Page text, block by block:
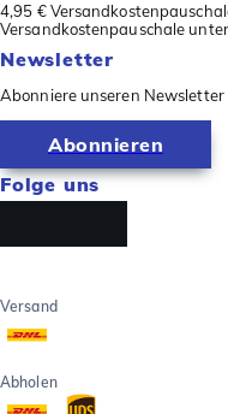
4,95 €
Versandkostenpauschale
Newsletter
Abonniere unseren
Abonnieren
Folge uns
Versand
Abholen